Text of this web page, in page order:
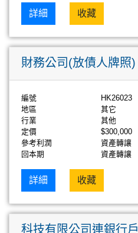
詳細 收藏
財務公司(放債人牌照)
編號
HK26023
地區
其它
行業
其他
定價
$300,000
參考利潤
資產轉讓
回本期
資產轉讓
詳細 收藏
科技有限公司連銀行